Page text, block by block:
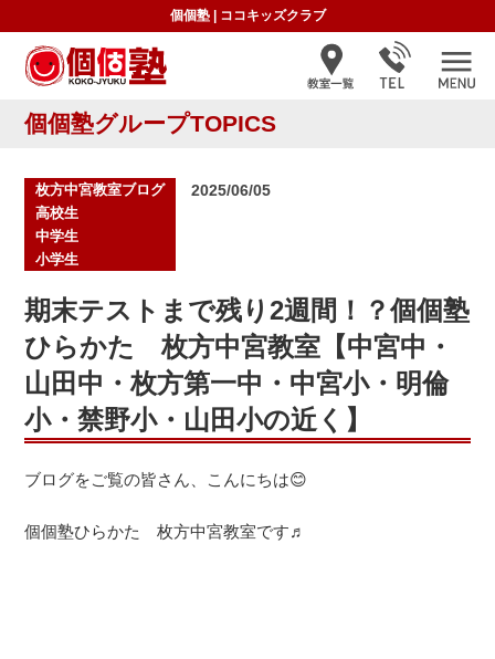
個個塾| ココキッズクラブ
個個塾グループTOPICS
投2025/06/05
枚方中宮教室ブログ
高校生
中学生
小学生
期末テストまで残り2週間！？個個塾
ひらかた 枚方中宮教室【中宮中・
山田中・枚方第一中・中宮小・明倫
小・禁野小・山田小の近く】
ブログをご覧の皆さん、こんにちは😊
個個塾ひらかた 枚方中宮教室です♬